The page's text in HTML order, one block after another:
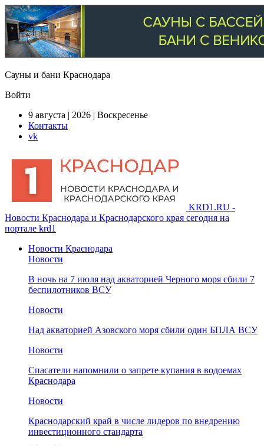
Сауны и бани Краснодара
Войти
9 августа | 2026 | Воскресенье
Контакты
vk
KRD1.RU -
Новости Краснодара и Краснодарского края сегодня на
портале krd1
Новости Краснодара
Новости
В ночь на 7 июля над акваторией Черного моря сбили 7
беспилотников ВСУ
Новости
Над акваторией Азовского моря сбили один БПЛА ВСУ
Новости
Спасатели напомнили о запрете купания в водоемах
Краснодара
Новости
Краснодарский край в числе лидеров по внедрению
инвестиционного стандарта